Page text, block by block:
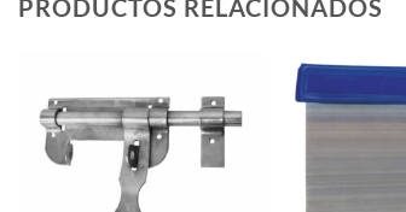
PRODUCTOS RELACIONADOS